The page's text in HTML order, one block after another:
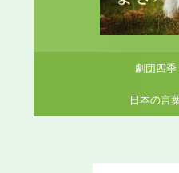
劇団四季
日本の言